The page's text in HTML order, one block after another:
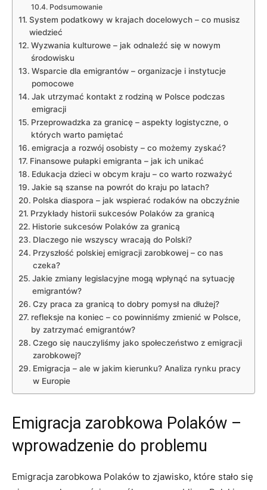
Podsumowanie
System podatkowy w krajach docelowych – co musisz
wiedzieć
Wyzwania kulturowe – jak odnaleźć się w nowym
środowisku
Wsparcie dla emigrantów – organizacje i instytucje
pomocowe
Jak utrzymać kontakt z rodziną w Polsce podczas
emigracji
Przeprowadzka za granicę – aspekty logistyczne, o
których warto pamiętać
emigracja a rozwój osobisty – co możemy zyskać?
Finansowe pułapki emigranta – jak ich unikać
Edukacja dzieci w obcym kraju – co warto rozważyć
Jakie są szanse na powrót do kraju po latach?
Polska diaspora – jak wspierać rodaków na obczyźnie
Przykłady historii sukcesów Polaków za granicą
Historie sukcesów Polaków za granicą
Dlaczego nie wszyscy wracają do Polski?
Przyszłość polskiej emigracji zarobkowej – co nas
czeka?
Jakie zmiany legislacyjne mogą wpłynąć na sytuację
emigrantów?
Czy praca za granicą to dobry pomysł na dłużej?
refleksje na koniec – co powinniśmy zmienić w Polsce,
by zatrzymać emigrantów?
Czego się nauczyliśmy jako społeczeństwo z emigracji
zarobkowej?
Emigracja – ale w jakim kierunku? Analiza rynku pracy
w Europie
Emigracja zarobkowa Polaków –
wprowadzenie do problemu
Emigracja zarobkowa Polaków to zjawisko, które stało się